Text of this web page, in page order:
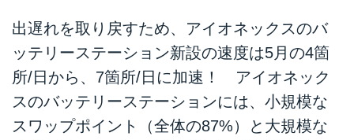
今年に入って、2輪EV普及のカギ
を握る要素のひとつ、交換式バッ
テリー標準化とその協業をめぐる
動きが世界的に活発になっていま
す。先月末行われた「北京国際オ
ートバイ展示会2021」にて、台
湾のキムコは「アイオネックス
出遅れを取り戻すため、アイオネックスのバ
ッテリーステーション新設の速度は5月の4箇
所/日から、7箇所/日に加速！ アイオネック
スのバッテリーステーションには、小規模な
スワップポイント（全体の87%）と大規模な